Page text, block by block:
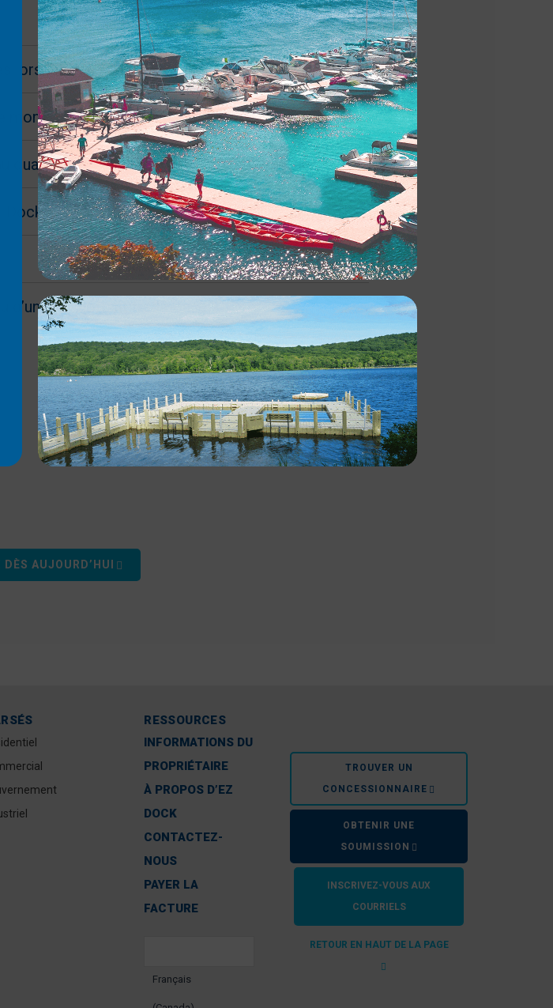
lorsqu’elles sont mouillées?
mon bateau ou de ma motomarine?
quai EZ?
Dock?
quai flottant traditionnel?
ESPACES
AUJOURD’HUI
CE QUE
de vent de « Mitch », les quais que nous
Nous avons installé notre
extrêmement satisfaits de son faible
mois d’enquête, il était clair que
RESSOURCES
INFORMATIONS DU
PROPRIÉTAIRE
À PROPOS D’EZ
DOCK
CONTACTEZ-
NOUS
PAYER LA
FACTURE
Français
TROUVER UN
CONCESSIONNAIRE
OBTENIR UNE
SOUMISSION
INSCRIVEZ-VOUS AUX
COURRIELS
RETOUR EN HAUT DE LA PAGE